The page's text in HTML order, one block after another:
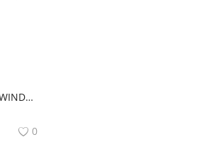
NEWLAND PT6050 2D WINDOWS CE6.0 WIFI+BLUETOOTH 5" DOKUNMATİK EL TERMİNALİ + CRADLE
0